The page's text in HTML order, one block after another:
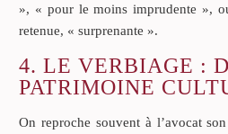
», « pour le moins imprudente »,
retenue, « surprenante ».
4. LE VERBIAGE :
PATRIMOINE
On reproche souvent à l’avocat